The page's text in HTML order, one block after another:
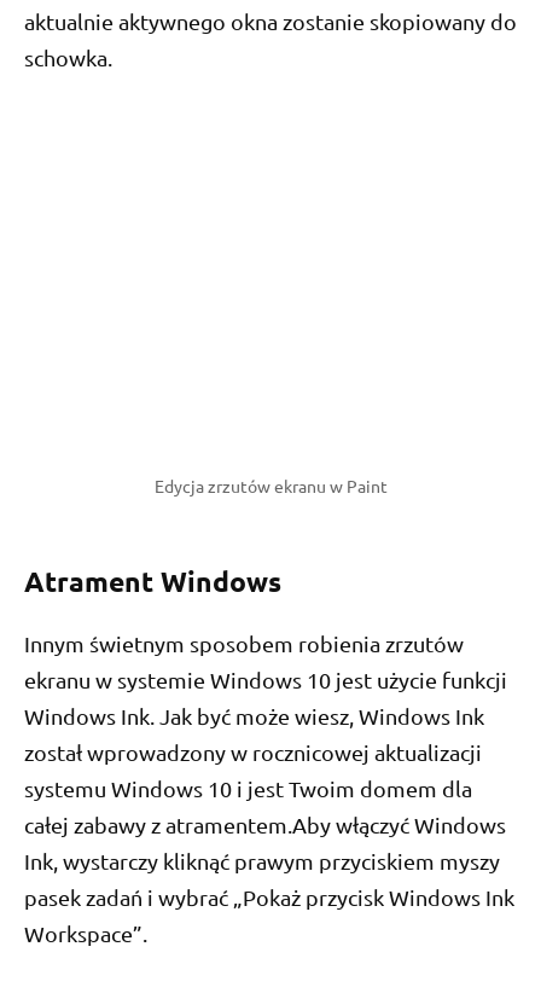
aktualnie aktywnego okna zostanie skopiowany do
schowka.
Edycja zrzutów ekranu w Paint
Atrament Windows
Innym świetnym sposobem robienia zrzutów
ekranu w systemie Windows 10 jest użycie funkcji
Windows Ink. Jak być może wiesz, Windows Ink
został wprowadzony w rocznicowej aktualizacji
systemu Windows 10 i jest Twoim domem dla
całej zabawy z atramentem.Aby włączyć Windows
Ink, wystarczy kliknąć prawym przyciskiem myszy
pasek zadań i wybrać „Pokaż przycisk Windows Ink
Workspace”.